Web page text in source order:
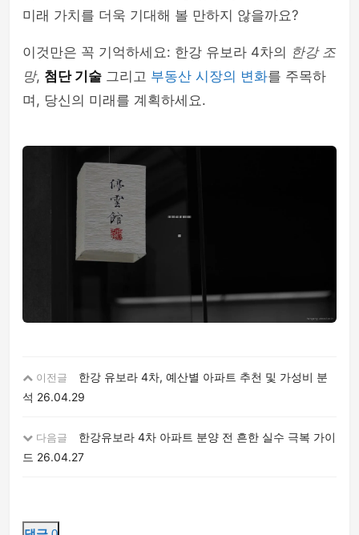
미래 가치를 더욱 기대해 볼 만하지 않을까요?
이것만은 꼭 기억하세요: 한강 유보라 4차의 한강 조
망, 첨단 기술 그리고 부동산 시장의 변화를 주목하
며, 당신의 미래를 계획하세요.
이전글
한강 유보라 4차, 예산별 아파트 추천 및 가성비 분
석 26.04.29
다음글
한강유보라 4차 아파트 분양 전 흔한 실수 극복 가이
드 26.04.27